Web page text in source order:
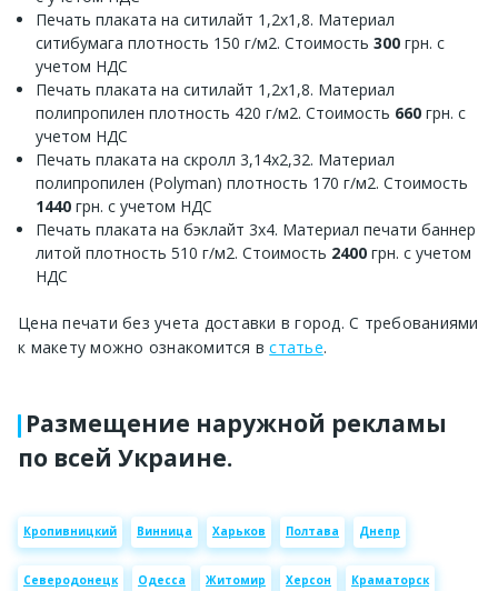
Печать плаката на ситилайт 1,2х1,8. Материал
ситибумага плотность 150 г/м2. Стоимость 300 грн. с
учетом НДС
Печать плаката на ситилайт 1,2х1,8. Материал
полипропилен плотность 420 г/м2. Стоимость 660 грн. с
учетом НДС
Печать плаката на скролл 3,14х2,32. Материал
полипропилен (Polyman) плотность 170 г/м2. Стоимость
1440 грн. с учетом НДС
Печать плаката на бэклайт 3х4. Материал печати баннер
литой плотность 510 г/м2. Стоимость 2400 грн. с учетом
НДС
Цена печати без учета доставки в город. С требованиями
к макету можно ознакомится встатье.
Размещение наружной рекламы
по всей Украине.
Кропивницкий Винница Харьков Полтава Днепр
Северодонецк Одесса Житомир Херсон Краматорск